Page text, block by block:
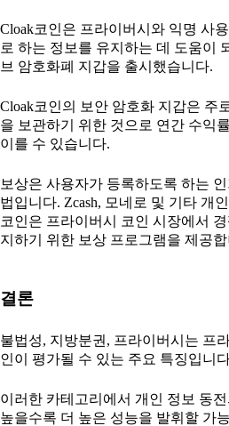
Cloak코인은 프라이버시와 익명 사
로 하는 정보를 유지하는 데 도움이
브 암호화폐 지갑을 출시했습니다.
Cloak코인의 보안 암호화 지갑은 주
을 보관하기 위한 것으로 연간 수익
이를 수 있습니다.
보상은 사용자가 등록하도록 하는
법입니다. Zcash, 모네로 및 기타 개
코인은 프라이버시 코인 시장에서
지하기 위한 보상 프로그램을 제공
결론
불법성, 지방분권, 프라이버시는 프
인이 평가될 수 있는 주요 특징입니
이러한 카테고리에서 개인 정보 동
높을수록 더 높은 성능을 발휘할 가